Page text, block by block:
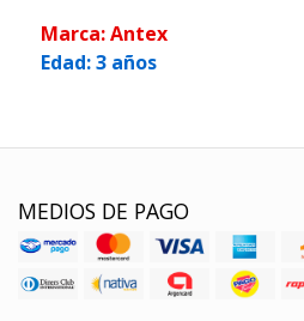
Marca: Antex
Edad: 3 años
MEDIOS DE PAGO